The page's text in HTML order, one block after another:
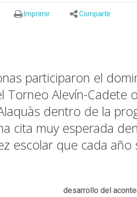
Imprimir Compartir
participaron el
Torneo Alevín-Cadete
dentro de la
cita muy esperada
escolar que cada año
desarrollo del